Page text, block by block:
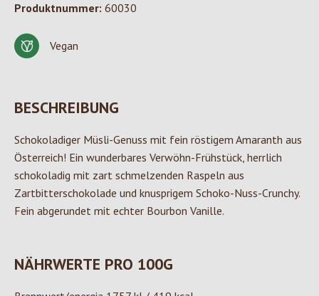
Produktnummer: 60030
Vegan
BESCHREIBUNG
Schokoladiger Müsli-Genuss mit fein röstigem Amaranth aus
Österreich! Ein wunderbares Verwöhn-Frühstück, herrlich
schokoladig mit zart schmelzenden Raspeln aus
Zartbitterschokolade und knusprigem Schoko-Nuss-Crunchy.
Fein abgerundet mit echter Bourbon Vanille.
NÄHRWERTE PRO 100G